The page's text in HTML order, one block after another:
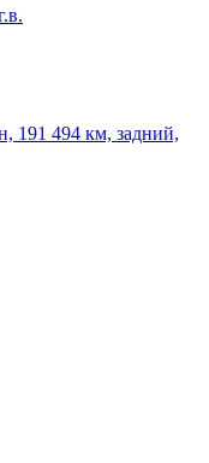
191 494 км, задний,